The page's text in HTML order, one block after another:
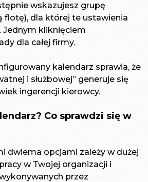
wskazujesz grupę
flotę), dla której te ustawienia
Jednym kliknięciem
dla całej firmy.
kalendarz sprawia, że
i służbowej” generuje się
ingerencji kierowcy.
Co sprawdzi się w
dwiema opcjami zależy w dużej
w Twojej organizacji i
przez